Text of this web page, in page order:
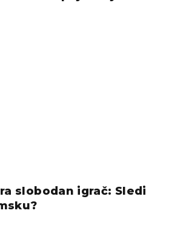
slobodan igrač: Sledi